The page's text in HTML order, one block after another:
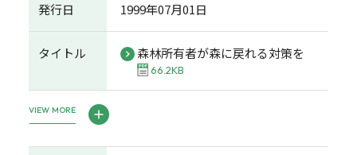
発行日 1999年07月01日
タイトル 森林所有者が森に戻れる対策を
66.2KB
VIEW MORE